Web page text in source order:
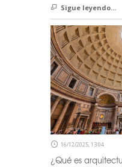
Sigue leyendo...
16/12/2025, 13:04
¿Qué es